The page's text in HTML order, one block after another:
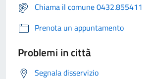
Chiama il comune 0432.855411
Prenota un appuntamento
Problemi in città
Segnala disservizio